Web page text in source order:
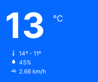
13 ℃
14º - 11º
45%
2.66 km/h